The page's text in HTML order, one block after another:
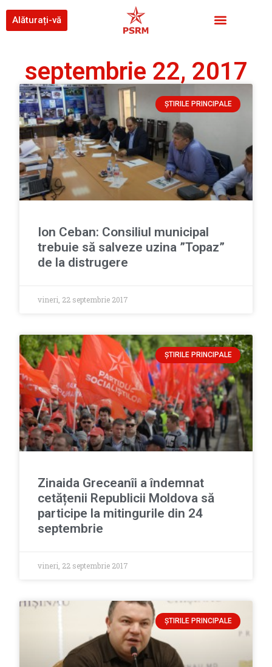
Alăturați-vă
septembrie 22, 2017
ȘTIRILE PRINCIPALE
Ion Ceban: Consiliul municipal
trebuie să salveze uzina ”Topaz”
de la distrugere
vineri, 22 septembrie 2017
ȘTIRILE PRINCIPALE
Zinaida Greceanîi a îndemnat
cetățenii Republicii Moldova să
participe la mitingurile din 24
septembrie
vineri, 22 septembrie 2017
ȘTIRILE PRINCIPALE